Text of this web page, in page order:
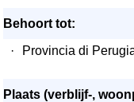
Behoort tot:
·
Provincia di
Plaats (verblijf-,